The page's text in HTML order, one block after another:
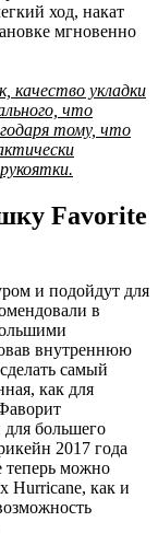
ход, накат
мгновенно
качество укладки
что
тому, что
Favorite
и подойдут для
в
внутреннюю
самый
как для
большего
2017 года
теперь можно
Hurricane, как и